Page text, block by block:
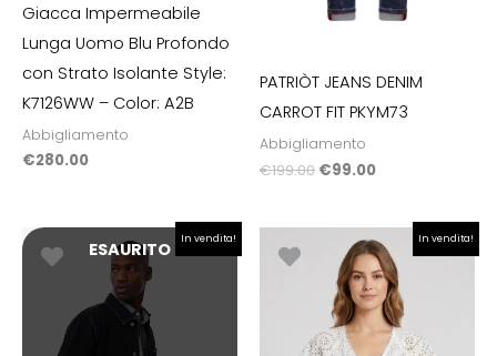
Giacca Impermeabile
Lunga Uomo Blu Profondo
con Strato Isolante Style:
K7126WW – Color: A2B
Abbigliamento
€280.00
PATRIÒT JEANS DENIM
CARROT FIT PKYM73
Abbigliamento
€199.00 €99.00
In vendita!
ESAURITO
prezzo
originale
€70.00.
prezzo
attuale
è:
€63.00.
In vendita!
prezzo
originale
era:
€79.90.
Il
prezzo
attuale
è:
€55.93.